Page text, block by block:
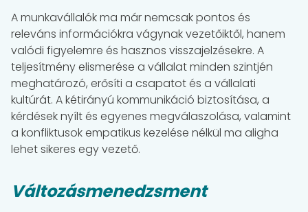
A munkavállalók ma már nemcsak pontos és
releváns információkra vágynak vezetőiktől, hanem
valódi figyelemre és hasznos visszajelzésekre. A
teljesítmény elismerése a vállalat minden szintjén
meghatározó, erősíti a csapatot és a vállalati
kultúrát. A kétirányú kommunikáció biztosítása, a
kérdések nyílt és egyenes megválaszolása, valamint
a konfliktusok empatikus kezelése nélkül ma aligha
lehet sikeres egy vezető.
Változásmenedzsment